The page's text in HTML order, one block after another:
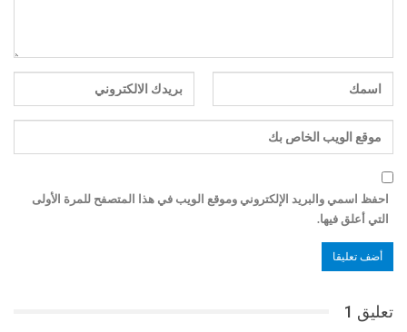
احفظ اسمي والبريد الإلكتروني وموقع الويب في هذا المتصفح للمرة الأولى
التي أعلق فيها.
تعليق 1